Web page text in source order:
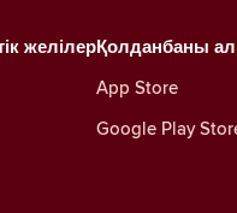
желілерҚолданбаны
App Store
Google Play